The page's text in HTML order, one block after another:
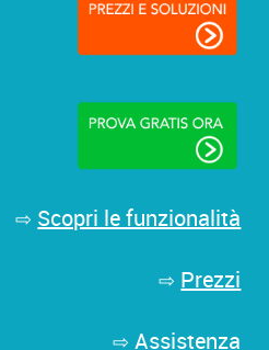
⇨ Scopri le funzionalità
⇨ Prezzi
⇨ Assistenza